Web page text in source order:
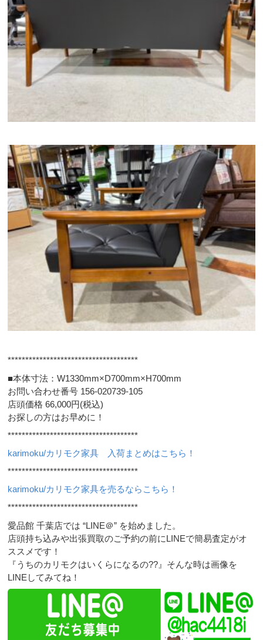
*************************************
■本体寸法：W1330mm×D700mm×H700mm
お問い合わせ番号 156-020739-105
店頭価格 66,000円(税込)
お探しの方はお早めに！
*************************************
karimoku/カリモク家具 入荷まとめはこちら！
*************************************
karimoku/カリモク家具を売るならこちら！
*************************************
愛品館 千葉店では “LINE＠” を始めました。
店頭持ち込みや出張買取のご予約の前にLINEで簡易査定がオ
ススメです！
『うちのカリモクはいくらになるの??』そんな時は画像を
LINEしてみてね！